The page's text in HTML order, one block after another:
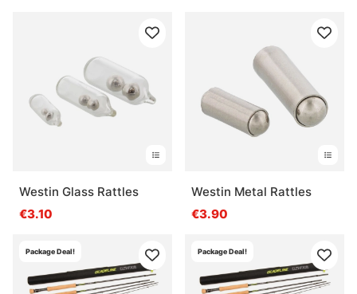
Westin Glass Rattles
€3.10
Westin Metal Rattles
€3.90
Package Deal! Package Deal!